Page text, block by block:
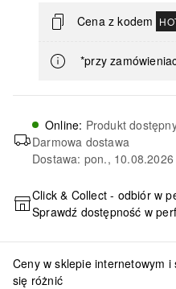
Cena z kodem
*przy
Online: Produkt
Darmowa dostawa
Dostawa: pon.,
DODAJ
Click & Collect - odbiór w
Sprawdź dostępność w
Ceny w sklepie internetowym
się różnić